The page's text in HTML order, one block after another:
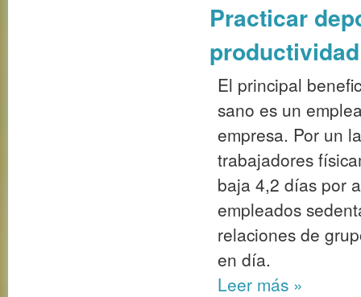
Practicar
El principal
sano es un
empresa. Por un
trabajadores
baja 4,2 días por
empleados
relaciones de
en día.
Leer más »